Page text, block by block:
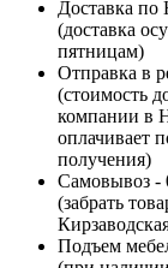
Доставка по
(доставка
пятницам)
Отправка в
(стоимость
компании в
оплачивает
получения)
Самовывоз -
(забрать
Подъем